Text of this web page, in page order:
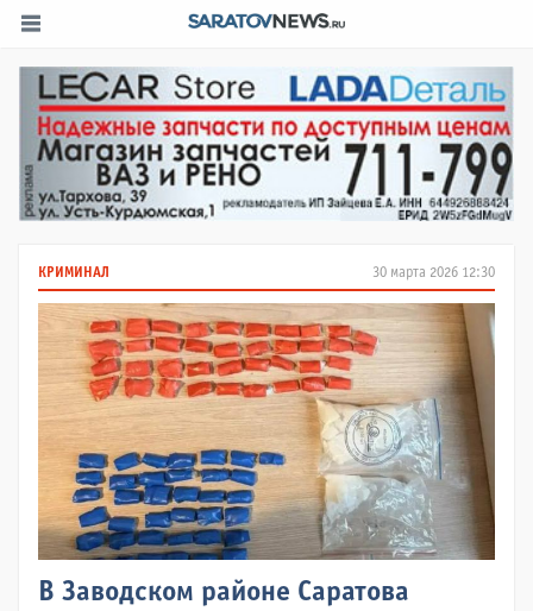
30 марта 2026 12:30
КРИМИНАЛ
В Заводском районе Саратова